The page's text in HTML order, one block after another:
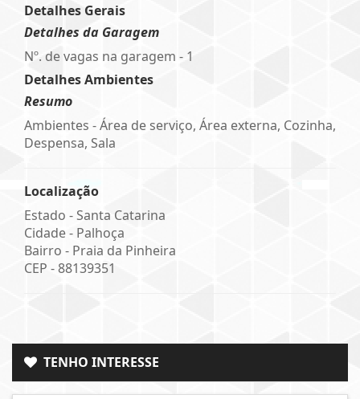
Detalhes Gerais
Detalhes da Garagem
Nº. de vagas na garagem - 1
Detalhes Ambientes
Resumo
Ambientes - Área de serviço, Área externa, Cozinha,
Despensa, Sala
Localização
Estado -Santa Catarina
Cidade - Palhoça
Bairro - Praia da Pinheira
CEP -88139351
TENHO INTERESSE